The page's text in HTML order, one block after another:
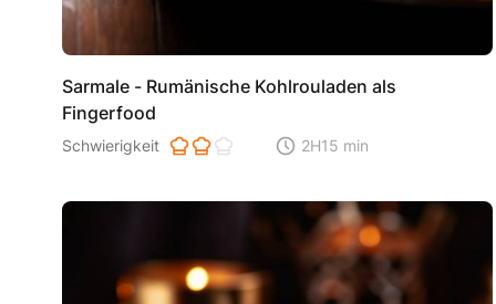
Sarmale - Rumänische Kohlrouladen als
Fingerfood
Schwierigkeit der Zubereitung. 1 ist einfach 2 ist mittel 3
Schwierigkeit Zeitaufwand der der
2H15 min